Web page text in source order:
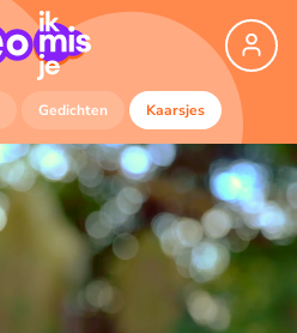
Gedichten Kaarsjes